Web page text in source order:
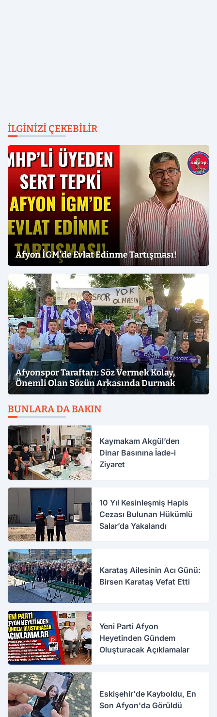
İLGINIZI ÇEKEBILIR
Afyon İGM’de Evlat Edinme Tartışması!
Afyonspor Taraftarı: Söz Vermek Kolay,
Önemli Olan Sözün Arkasında Durmak
BUNLARA DA BAKIN
Kaymakam Akgül’den
Dinar Basınına İade-i
Ziyaret
10 Yıl Kesinleşmiş Hapis
Cezası Bulunan Hükümlü
Salar’da Yakalandı
Karataş Ailesinin Acı Günü:
Birsen Karataş Vefat Etti
Yeni Parti Afyon
Heyetinden Gündem
Oluşturacak Açıklamalar
Eskişehir'de Kayboldu, En
Son Afyon'da Görüldü